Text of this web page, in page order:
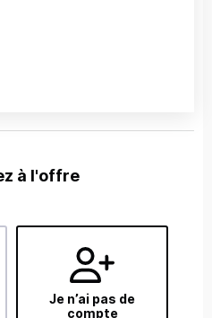
à l'offre
Je n’ai pas de
compte